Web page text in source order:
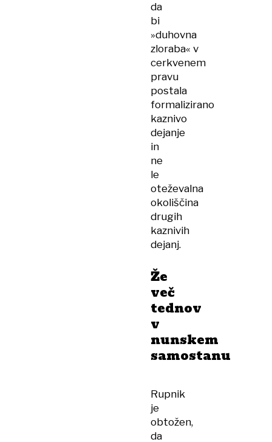
da
bi
»duhovna
zloraba« v
cerkvenem
pravu
postala
formalizirano
kaznivo
dejanje
in
ne
le
oteževalna
okoliščina
drugih
kaznivih
dejanj.
Že
več
tednov
v
nunskem
samostanu
Rupnik
je
obtožen,
da